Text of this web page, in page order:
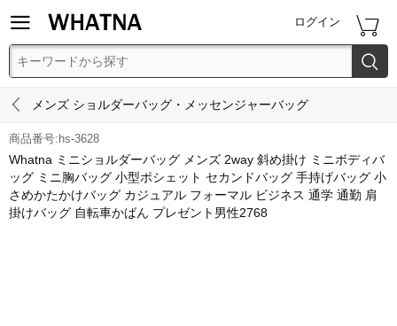
 ログイン 

 メンズ ショルダーバッグ・メッセンジャーバッグ
商品番号:hs-3628
Whatna ミニショルダーバッグ メンズ 2way 斜め掛け ミニボディバ
ッグ ミニ胸バッグ 小型ポシェット セカンドバッグ 手持げバッグ 小
さめかたかけバッグ カジュアル フォーマル ビジネス 通学 通勤 肩
掛けバッグ 自転車かばん プレゼント男性2768